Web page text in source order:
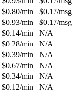
$0.80/min $0.17/msg
$0.93/min $0.17/msg
$0.14/min
N/A
$0.28/min
N/A
$0.39/min
N/A
$0.67/min
N/A
$0.34/min
N/A
$0.12/min
N/A